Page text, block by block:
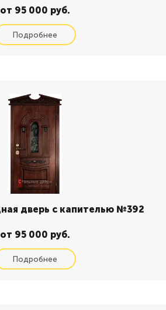
от 95 000 руб.
дверь с капителью №392
от 95 000 руб.